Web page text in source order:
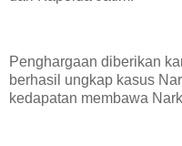
Penghargaan diberikan
berhasil ungkap kasus
kedapatan membawa